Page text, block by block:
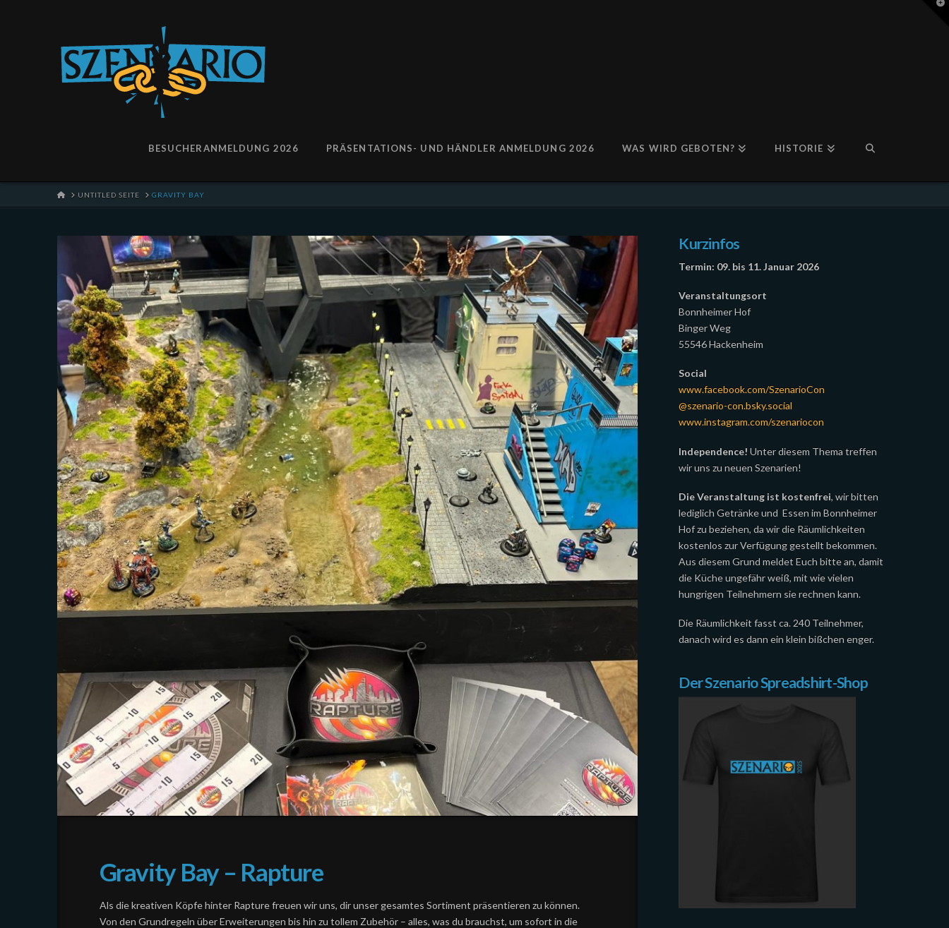
BESUCHERANMELDUNG 2026 PRÄSENTATIONS- UND HÄNDLER ANMELDUNG 2026 WAS WIRD GEBOTEN? HISTORIE
HOMEUNTITLED SEITE GRAVITY BAY
Gravity Bay – Rapture
Als die kreativen Köpfe hinter Rapture freuen wir uns, dir unser gesamtes Sortiment präsentieren zu können.
Von den Grundregeln über Erweiterungen bis hin zu tollem Zubehör – alles, was du brauchst, um sofort in die
Kurzinfos
Termin: 09. bis 11. Januar 2026
Veranstaltungsort
Bonnheimer Hof
Binger Weg
55546 Hackenheim
Social
www.facebook.com/SzenarioCon
@szenario-con.bsky.social
www.instagram.com/szenariocon
Independence! Unter diesem Thema treffen
wir uns zu neuen Szenarien!
Die Veranstaltung ist kostenfrei, wir bitten
lediglich Getränke und Essen im Bonnheimer
Hof zu beziehen, da wir die Räumlichkeiten
kostenlos zur Verfügung gestellt bekommen.
Aus diesem Grund meldet Euch bitte an, damit
die Küche ungefähr weiß, mit wie vielen
hungrigen Teilnehmern sie rechnen kann.
Die Räumlichkeit fasst ca. 240 Teilnehmer,
danach wird es dann ein klein bißchen enger.
Der Szenario Spreadshirt-Shop